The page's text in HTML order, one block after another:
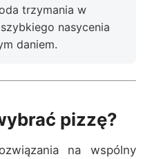
trzymania w
nasycenia
daniem.
pizzę?
na wspólny